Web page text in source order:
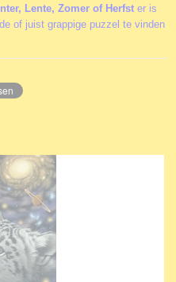
Lente, Zomer of Herfst er is
of juist grappige puzzel te vinden